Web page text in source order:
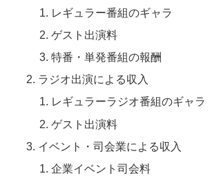
レギュラー番組のギャラ
ゲスト出演料
特番・単発番組の報酬
ラジオ出演による収入
レギュラーラジオ番組のギャラ
ゲスト出演料
イベント・司会業による収入
企業イベント司会料